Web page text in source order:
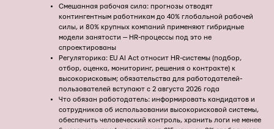
Смешанная рабочая сила: прогнозы отводят
контингентным работникам до 40% глобальной рабочей
силы, и 80% крупных компаний применяют гибридные
модели занятости — HR-процессы под это не
спроектированы
Регуляторика: EU AI Act относит HR-системы (подбор,
отбор, оценка, мониторинг, решения о контракте) к
высокорисковым; обязательства для работодателей-
пользователей вступают с 2 августа 2026 года
Что обязан работодатель: информировать кандидатов и
сотрудников об использовании высокорисковой системы,
обеспечить человеческий контроль, хранить логи не менее